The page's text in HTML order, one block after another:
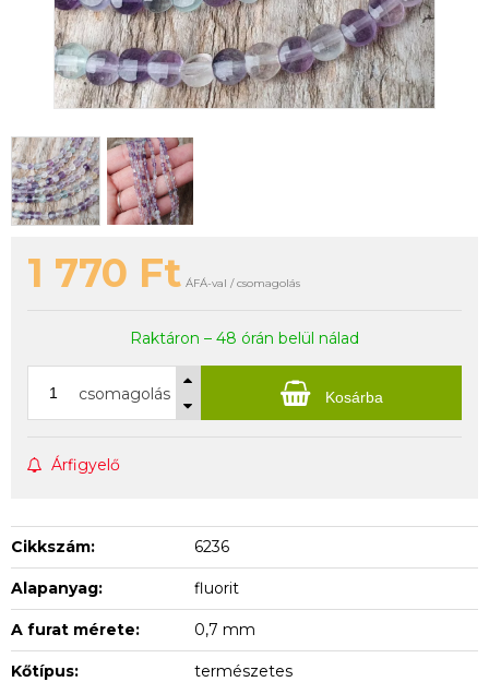
1 770 Ft ÁFÁ-val / csomagolás
Raktáron – 48 órán belül nálad
csomagolás Kosárba
Árfigyelő
Cikkszám: 6236
Alapanyag: fluorit
A furat mérete: 0,7 mm
Kőtípus: természetes